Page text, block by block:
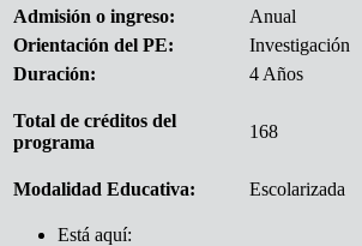
Admisión o ingreso:
Anual
Orientación del PE:
Investigación
Duración:
4 Años
Total de créditos del
programa
168
Modalidad Educativa: Escolarizada
Está aquí: